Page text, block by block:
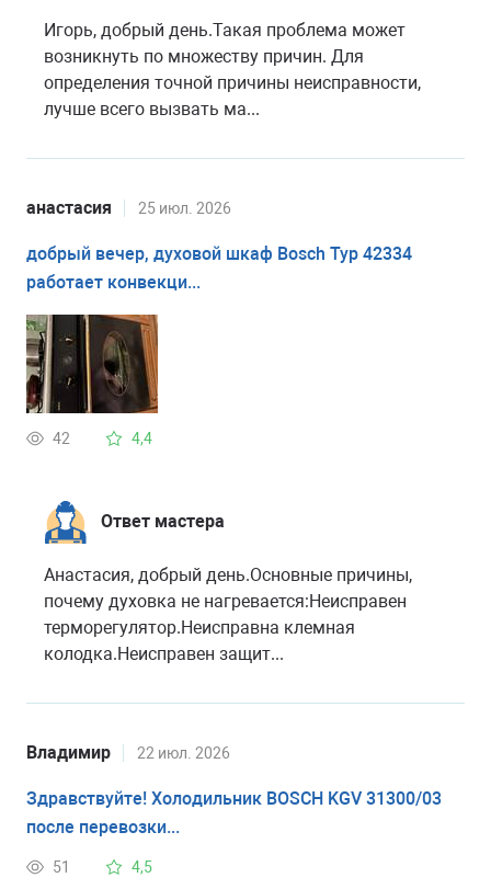
Игорь, добрый день.Такая проблема может
возникнуть по множеству причин. Для
определения точной причины неисправности,
лучше всего вызвать ма...
анастасия 25 июл. 2026
добрый вечер, духовой шкаф Bosch Typ 42334
работает конвекци...
42 4,4
Ответ мастера
Анастасия, добрый день.Основные причины,
почему духовка не нагревается:Неисправен
терморегулятор.Неисправна клемная
колодка.Неисправен защит...
Владимир 22 июл. 2026
Здравствуйте! Холодильник BOSCH KGV 31300/03
после перевозки...
51 4,5